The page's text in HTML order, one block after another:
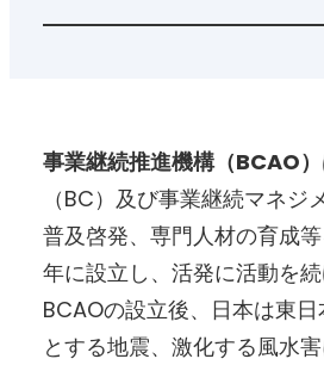
事業継続推進機構（BCAO）
（BC）及び事業継続マネジ
普及啓発、専門人材の育成
年に設立し、活発に活動を続
BCAOの設立後、日本は東
とする地震、激化する風水